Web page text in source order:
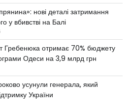
нові деталі затримання
у вбивстві на Балі
Гребенюка отримає 70% бюджету
Одеси на 3,9 млрд грн
усунули генерала, який
України